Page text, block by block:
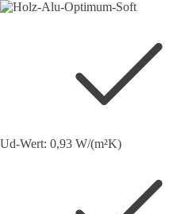
Ud-Wert: 0,93 W/(m²K)